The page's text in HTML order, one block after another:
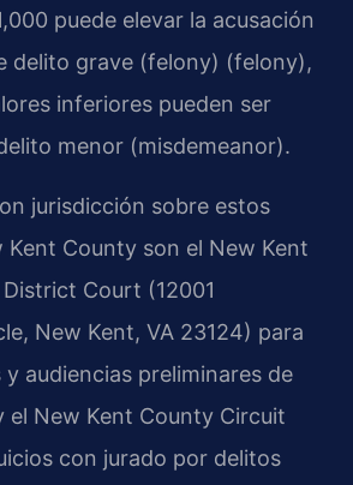
puede elevar la acusación
delito grave (felony) (felony),
inferiores pueden ser
menor (misdemeanor).
jurisdicción sobre estos
Kent County son el New Kent
Court (12001
New Kent, VA 23124) para
audiencias preliminares de
el New Kent County Circuit
con jurado por delitos